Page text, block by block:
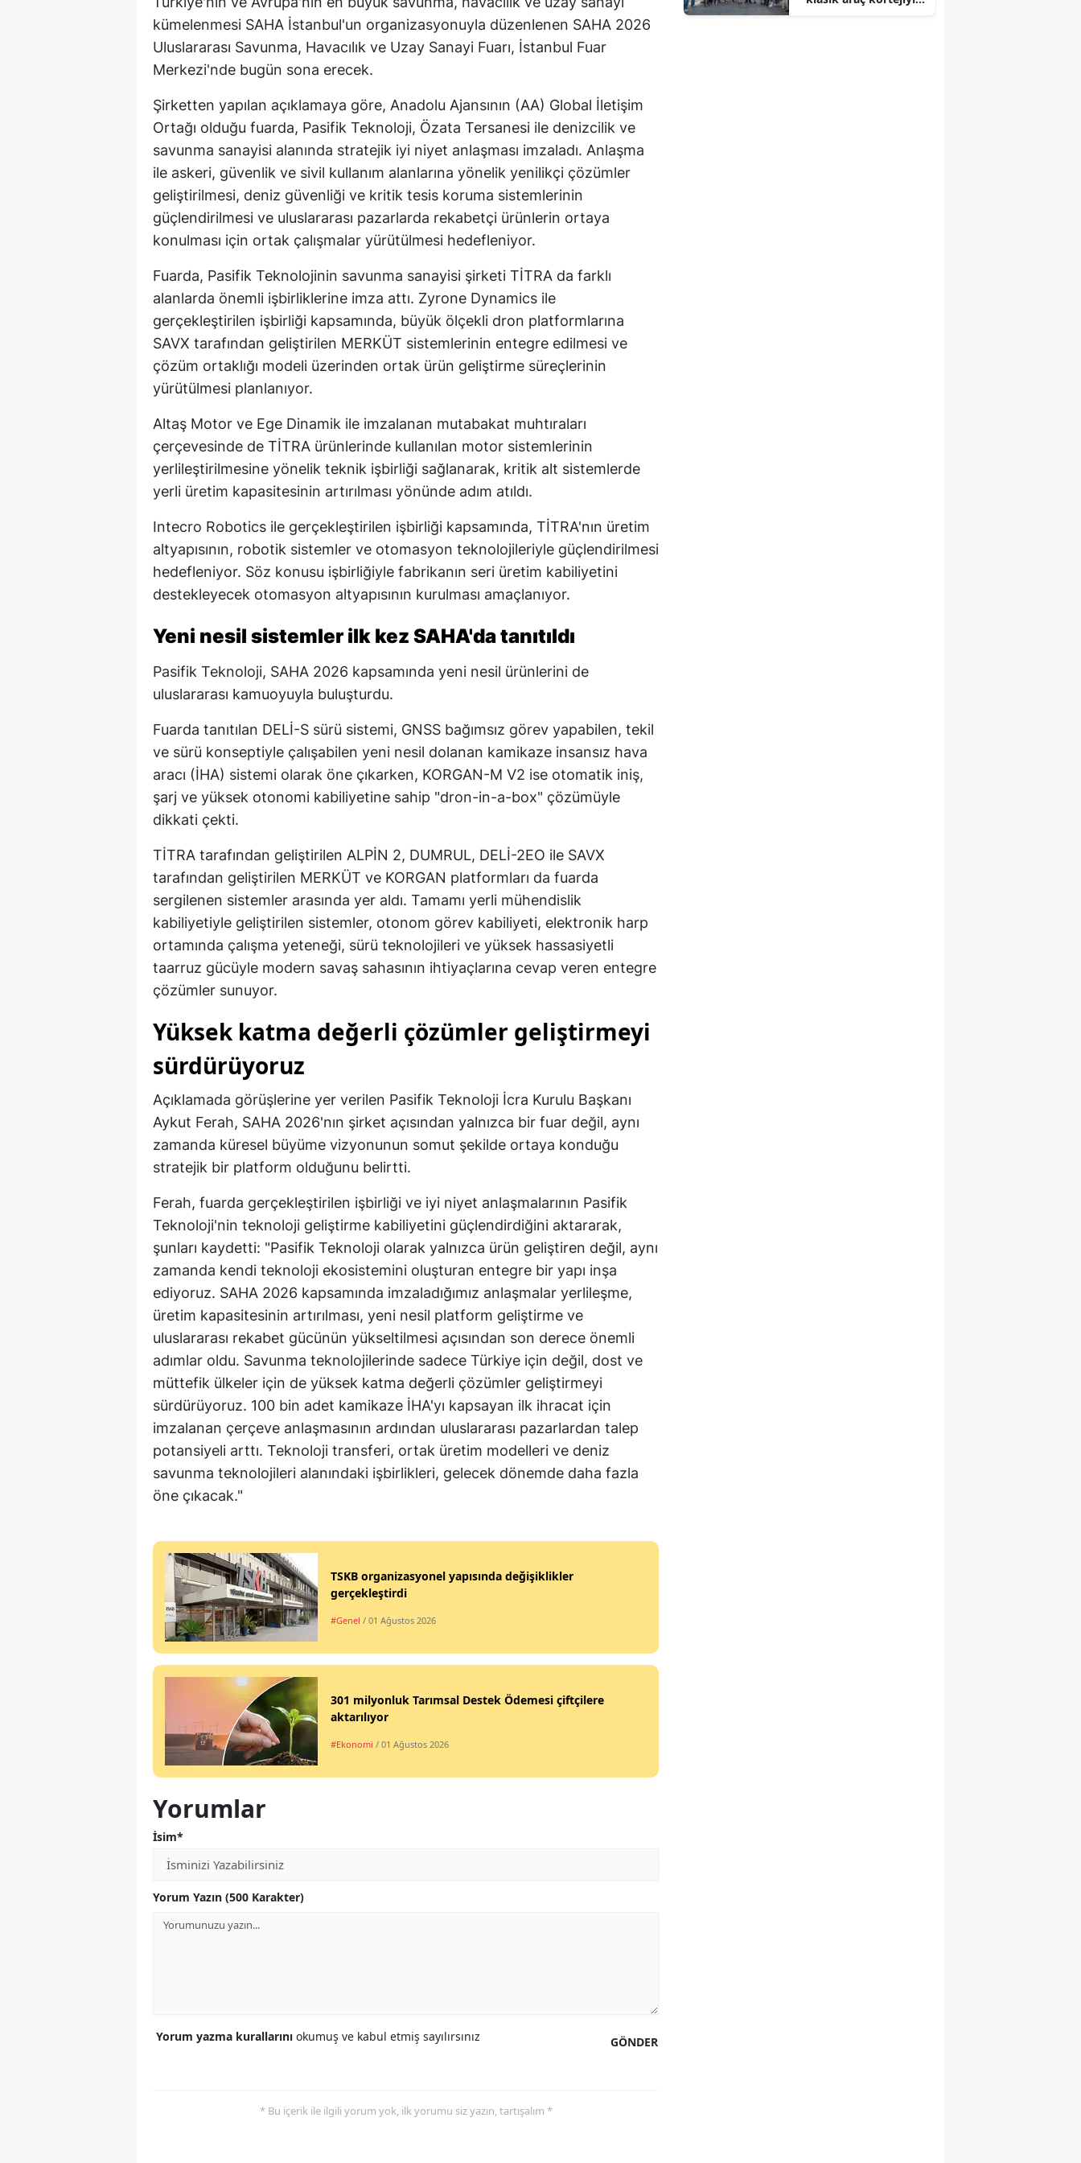
Edirne
Elazığ
Erzurum
Eskişehir
Gaziantep
Giresun
Gümüşhane
Hakkari
Hatay
Isparta
İstanbul
İzmir
Kars
Kastamonu
Kayseri
Kırklareli
Kocaeli
Konya
Malatya
Manisa
Mardin
Muğla
Muş
Nevşehir
Niğde
Rize
Samsun
Siirt
Sivas
Tekirdağ
Tokat
Trabzon
Tunceli
Şanlıurfa
Uşak
Van
Yozgat
Aksaray
Bayburt
Batman
Şırnak
kümelenmesi SAHA İstanbul'un organizasyonuyla düzenlenen SAHA 2026
Uluslararası Savunma, Havacılık ve Uzay Sanayi Fuarı, İstanbul Fuar
Merkezi'nde bugün sona erecek.
Şirketten yapılan açıklamaya göre, Anadolu Ajansının (AA) Global İletişim
Ortağı olduğu fuarda, Pasifik Teknoloji, Özata Tersanesi ile denizcilik ve
savunma sanayisi alanında stratejik iyi niyet anlaşması imzaladı. Anlaşma
ile askeri, güvenlik ve sivil kullanım alanlarına yönelik yenilikçi çözümler
geliştirilmesi, deniz güvenliği ve kritik tesis koruma sistemlerinin
güçlendirilmesi ve uluslararası pazarlarda rekabetçi ürünlerin ortaya
konulması için ortak çalışmalar yürütülmesi hedefleniyor.
Fuarda, Pasifik Teknolojinin savunma sanayisi şirketi TİTRA da farklı
alanlarda önemli işbirliklerine imza attı. Zyrone Dynamics ile
gerçekleştirilen işbirliği kapsamında, büyük ölçekli dron platformlarına
SAVX tarafından geliştirilen MERKÜT sistemlerinin entegre edilmesi ve
çözüm ortaklığı modeli üzerinden ortak ürün geliştirme süreçlerinin
yürütülmesi planlanıyor.
Altaş Motor ve Ege Dinamik ile imzalanan mutabakat muhtıraları
çerçevesinde de TİTRA ürünlerinde kullanılan motor sistemlerinin
yerlileştirilmesine yönelik teknik işbirliği sağlanarak, kritik alt sistemlerde
yerli üretim kapasitesinin artırılması yönünde adım atıldı.
Intecro Robotics ile gerçekleştirilen işbirliği kapsamında, TİTRA'nın üretim
altyapısının, robotik sistemler ve otomasyon teknolojileriyle güçlendirilmesi
hedefleniyor. Söz konusu işbirliğiyle fabrikanın seri üretim kabiliyetini
destekleyecek otomasyon altyapısının kurulması amaçlanıyor.
Yeni nesil sistemler ilk kez SAHA'da tanıtıldı
Pasifik Teknoloji, SAHA 2026 kapsamında yeni nesil ürünlerini de
uluslararası kamuoyuyla buluşturdu.
Fuarda tanıtılan DELİ-S sürü sistemi, GNSS bağımsız görev yapabilen, tekil
ve sürü konseptiyle çalışabilen yeni nesil dolanan kamikaze insansız hava
aracı (İHA) sistemi olarak öne çıkarken, KORGAN-M V2 ise otomatik iniş,
şarj ve yüksek otonomi kabiliyetine sahip "dron-in-a-box" çözümüyle
dikkati çekti.
TİTRA tarafından geliştirilen ALPİN 2, DUMRUL, DELİ-2EO ile SAVX
tarafından geliştirilen MERKÜT ve KORGAN platformları da fuarda
sergilenen sistemler arasında yer aldı. Tamamı yerli mühendislik
kabiliyetiyle geliştirilen sistemler, otonom görev kabiliyeti, elektronik harp
ortamında çalışma yeteneği, sürü teknolojileri ve yüksek hassasiyetli
taarruz gücüyle modern savaş sahasının ihtiyaçlarına cevap veren entegre
çözümler sunuyor.
Yüksek katma değerli çözümler geliştirmeyi
sürdürüyoruz
Açıklamada görüşlerine yer verilen Pasifik Teknoloji İcra Kurulu Başkanı
Aykut Ferah, SAHA 2026'nın şirket açısından yalnızca bir fuar değil, aynı
zamanda küresel büyüme vizyonunun somut şekilde ortaya konduğu
stratejik bir platform olduğunu belirtti.
Ferah, fuarda gerçekleştirilen işbirliği ve iyi niyet anlaşmalarının Pasifik
Teknoloji'nin teknoloji geliştirme kabiliyetini güçlendirdiğini aktararak,
şunları kaydetti: "Pasifik Teknoloji olarak yalnızca ürün geliştiren değil, aynı
zamanda kendi teknoloji ekosistemini oluşturan entegre bir yapı inşa
ediyoruz. SAHA 2026 kapsamında imzaladığımız anlaşmalar yerlileşme,
üretim kapasitesinin artırılması, yeni nesil platform geliştirme ve
uluslararası rekabet gücünün yükseltilmesi açısından son derece önemli
adımlar oldu. Savunma teknolojilerinde sadece Türkiye için değil, dost ve
müttefik ülkeler için de yüksek katma değerli çözümler geliştirmeyi
sürdürüyoruz. 100 bin adet kamikaze İHA'yı kapsayan ilk ihracat için
imzalanan çerçeve anlaşmasının ardından uluslararası pazarlardan talep
potansiyeli arttı. Teknoloji transferi, ortak üretim modelleri ve deniz
savunma teknolojileri alanındaki işbirlikleri, gelecek dönemde daha fazla
öne çıkacak."
TSKB organizasyonel yapısında değişiklikler
gerçekleştirdi
#Genel / 01 Ağustos 2026
301 milyonluk Tarımsal Destek Ödemesi çiftçilere
aktarılıyor
#Ekonomi / 01 Ağustos 2026
Yorumlar
İsim*
Yorum Yazın (500 Karakter)
GÖNDER
Yorum yazma kurallarını okumuş ve kabul etmiş sayılırsınız
* Bu içerik ile ilgili yorum yok, ilk yorumu siz yazın, tartışalım *